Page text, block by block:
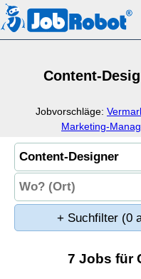
Content-
Jobvorschläge:
Marketing-
+ Suchfilter (0
7 Jobs für